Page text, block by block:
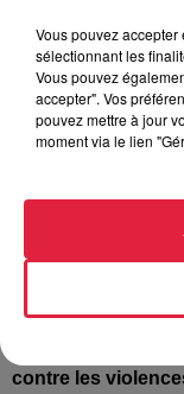
également de
ont déjà eu lieu
harcèlement
également les
un point d’accueil
victimes de
Il y a
femmes victimes
depuis le début de
d'hébergement
contre les
Vous pouvez accepter
sélectionnant les
Vous pouvez
accepter". Vos
pouvez mettre à jour
moment via le lien